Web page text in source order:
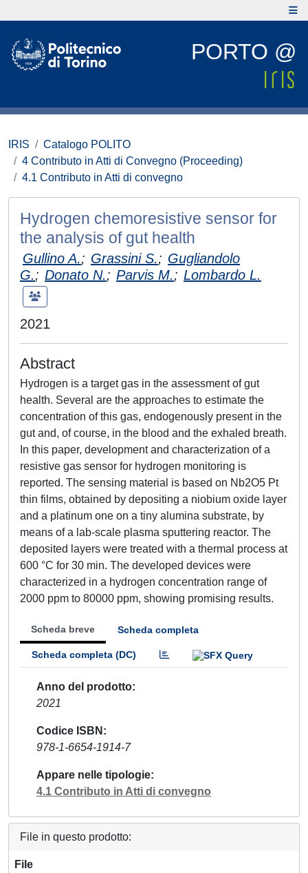
PORTO @
IRIS
Catalogo POLITO
4 Contributo in Atti di Convegno (Proceeding)
4.1 Contributo in Atti di convegno
Hydrogen chemoresistive sensor for
the analysis of gut health
Gullino A.; Grassini S.; Gugliandolo
G.; Donato N.; Parvis M.; Lombardo L.
2021
Abstract
Hydrogen is a target gas in the assessment of gut
health. Several are the approaches to estimate the
concentration of this gas, endogenously present in the
gut and, of course, in the blood and the exhaled breath.
In this paper, development and characterization of a
resistive gas sensor for hydrogen monitoring is
reported. The sensing material is based on Nb2O5 Pt
thin films, obtained by depositing a niobium oxide layer
and a platinum one on a tiny alumina substrate, by
means of a lab-scale plasma sputtering reactor. The
deposited layers were treated with a thermal process at
600 °C for 30 min. The developed devices were
characterized in a hydrogen concentration range of
2000 ppm to 80000 ppm, showing promising results.
Scheda breve Scheda completa
Scheda completa (DC)
Anno del prodotto
2021
Codice ISBN
978-1-6654-1914-7
Appare nelle tipologie
4.1 Contributo in Atti di convegno
File in questo prodotto:
File